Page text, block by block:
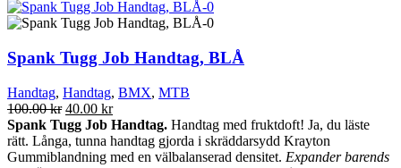
Spank Tugg Job Handtag, BLÅ
Handtag, Handtag, BMX, MTB
100.00kr Det
ursprungliga
priset
var:
40.00 krDet
nuvarande
priset
är:
Spank Tugg Job Handtag. Handtag med fruktdoft! Ja, du läste
rätt. Långa, tunna handtag gjorda i skräddarsydd Krayton
Gummiblandning med en välbalanserad densitet. Expander barends